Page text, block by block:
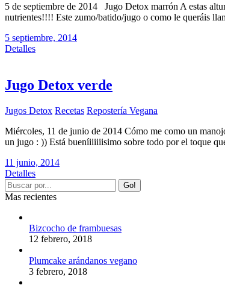
5 de septiembre de 2014 Jugo Detox marrón A estas
nutrientes!!!! Este zumo/batido/jugo o como le queráis
5 septiembre, 2014
Detalles
Jugo Detox verde
Jugos Detox Recetas Repostería Vegana
Miércoles, 11 de junio de 2014 Cómo me como un
un jugo : )) Está bueníiiiiiisimo sobre todo por el toque
11 junio, 2014
Detalles
Mas recientes
Bizcocho de frambuesas
12 febrero, 2018
Plumcake arándanos vegano
3 febrero, 2018